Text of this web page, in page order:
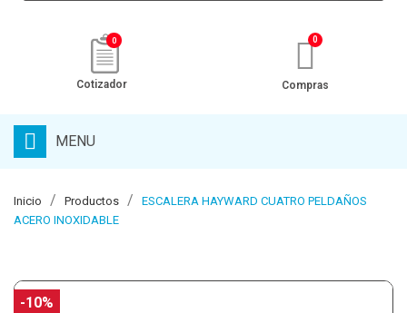
0
Cotizador Compras
MENU
Inicio Productos
ESCALERA HAYWARD CUATRO PELDAÑOS
ACERO INOXIDABLE
-10%